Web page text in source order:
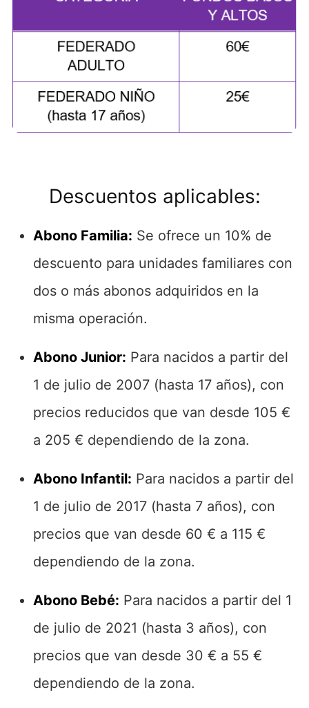
Descuentos aplicables:
Abono Familia: Se ofrece un 10% de
descuento para unidades familiares con
dos o más abonos adquiridos en la
misma operación.
Abono Junior: Para nacidos a partir del
1 de julio de 2007 (hasta 17 años), con
precios reducidos que van desde 105 €
a 205 € dependiendo de la zona.
Abono Infantil: Para nacidos a partir del
1 de julio de 2017 (hasta 7 años), con
precios que van desde 60 € a 115 €
dependiendo de la zona.
Abono Bebé: Para nacidos a partir del 1
de julio de 2021 (hasta 3 años), con
precios que van desde 30 € a 55 €
dependiendo de la zona.